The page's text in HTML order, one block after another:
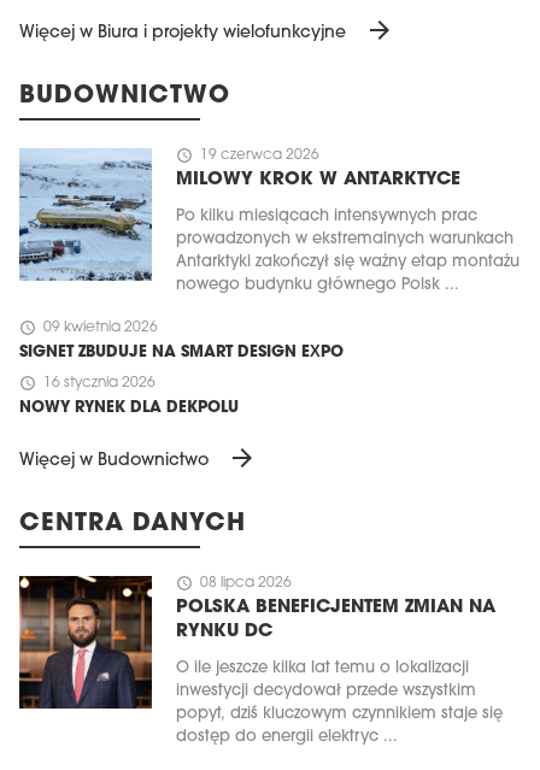
Więcej w Biura i projekty wielofunkcyjne arrow_forward
BUDOWNICTWO
schedule 19 czerwca 2026
MILOWY KROK W ANTARKTYCE
Po kilku miesiącach intensywnych prac
prowadzonych w ekstremalnych warunkach
Antarktyki zakończył się ważny etap montażu
nowego budynku głównego Polsk ...
schedule 09 kwietnia 2026
SIGNET ZBUDUJE NA SMART DESIGN EXPO
schedule 16 stycznia 2026
NOWY RYNEK DLA DEKPOLU
Więcej w Budownictwo arrow_forward
CENTRA DANYCH
schedule 08 lipca 2026
POLSKA BENEFICJENTEM ZMIAN NA
RYNKU DC
O ile jeszcze kilka lat temu o lokalizacji
inwestycji decydował przede wszystkim
popyt, dziś kluczowym czynnikiem staje się
dostęp do energii elektryc ...